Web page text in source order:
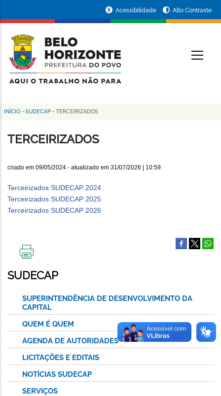
conteúdo
principal
da
Prefeitura
de
Horizonte
Acessibilidade Alto Contraste
Trilha
de
INÍCIO - SUDECAP - TERCEIRIZADOS
TERCEIRIZADOS
criado em 09/05/2024 - atualizado em 31/07/2026 | 10:59
Terceirizados SUDECAP 2024
Terceirizados SUDECAP 2025
Terceirizados SUDECAP 2026
ESTA
PÁGINA
SUDECAP
SUPERINTENDÊNCIA DE DESENVOLVIMENTO DA
CAPITAL
QUEM É QUEM
AGENDA DE AUTORIDADES
LICITAÇÕES E EDITAIS
NOTÍCIAS SUDECAP
SERVIÇOS